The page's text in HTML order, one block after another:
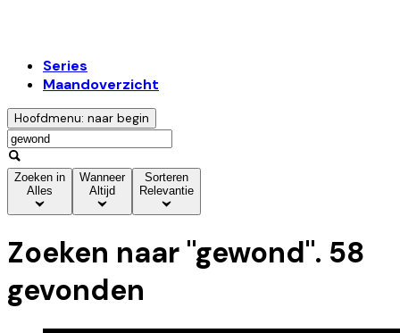
Series
Maandoverzicht
Hoofdmenu: naar begin
Zoeken in
Alles
Wanneer
Altijd
Sorteren
Relevantie
Zoeken naar "gewond". 58
gevonden